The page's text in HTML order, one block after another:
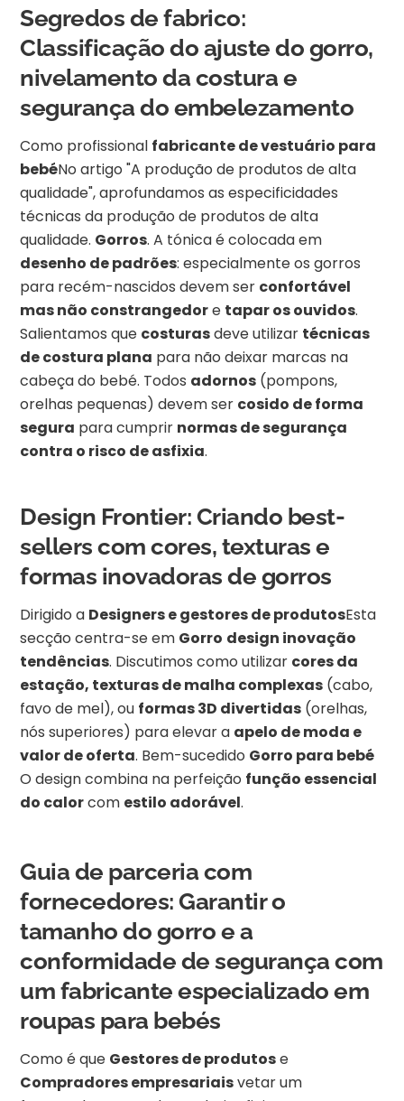
Segredos de fabrico:
Classificação do ajuste do gorro,
nivelamento da costura e
segurança do embelezamento
Como profissional fabricante de vestuário para
bebéNo artigo "A produção de produtos de alta
qualidade", aprofundamos as especificidades
técnicas da produção de produtos de alta
qualidade. Gorros. A tónica é colocada em
desenho de padrões: especialmente os gorros
para recém-nascidos devem ser confortável
mas não constrangedore tapar os ouvidos.
Salientamos que costurasdeve utilizar técnicas
de costura plana para não deixar marcas na
cabeça do bebé. Todos adornos (pompons,
orelhas pequenas) devem ser cosido de forma
segura para cumprir normas de segurança
contra o risco de asfixia.
Design Frontier: Criando best-
sellers com cores, texturas e
formas inovadoras de gorros
Dirigido a Designers e gestores de produtosEsta
secção centra-se em Gorro design inovação
tendências. Discutimos como utilizar cores da
estação, texturas de malha complexas (cabo,
favo de mel), ou formas 3D divertidas (orelhas,
nós superiores) para elevar a apelo de moda e
valor de oferta. Bem-sucedido Gorro para bebé
O design combina na perfeição função essencial
do calorcom estilo adorável.
Guia de parceria com
fornecedores: Garantir o
tamanho do gorro e a
conformidade de segurança com
um fabricante especializado em
roupas para bebés
Como é que Gestores de produtose
Compradores empresariaisvetar um